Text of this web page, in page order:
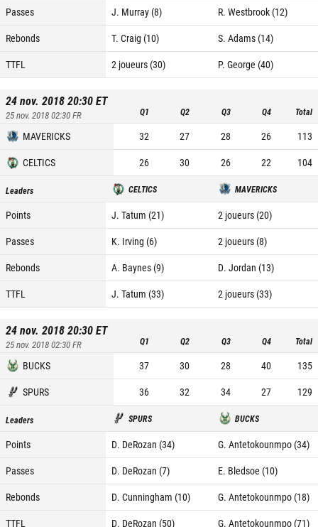
Passes
J. Murray (8)
R. Westbrook (12)
Rebonds
T. Craig (10)
S. Adams (14)
TTFL
2 joueurs (30) P. George (40)
24 nov. 2018 20:30ET
25 nov. 2018 02:30FR Q1 Q2 Q3 Q4 Total
MAVERICKS 32 27 28 26
113
CELTICS
26 30 26 22 104
Leaders CELTICS MAVERICKS
Points J. Tatum (21)
2 joueurs (20)
Passes
K. Irving (6)
2 joueurs (8)
Rebonds
A. Baynes (9)
D. Jordan (13)
TTFL
J. Tatum (33) 2 joueurs (33)
24 nov. 2018 20:30ET
25 nov. 2018 02:30FR Q1 Q2 Q3 Q4 Total
BUCKS 37 30 28 40
135
SPURS
36 32 34 27 129
Leaders SPURS BUCKS
Points D. DeRozan (34)
G. Antetokounmpo (34)
Passes
D. DeRozan (7)
E. Bledsoe (10)
Rebonds
D. Cunningham (10)
G. Antetokounmpo (18)
TTFL
D. DeRozan (50) G. Antetokounmpo (71)